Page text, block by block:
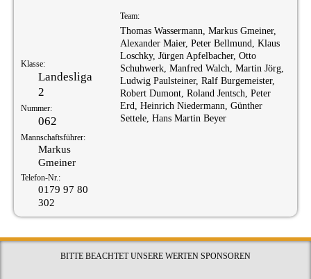
Klasse:
Landesliga
2
Nummer:
062
Mannschaftsführer:
Markus
Gmeiner
Telefon-Nr.:
0179 97 80
302
Team:
Thomas Wassermann, Markus Gmeiner,
Alexander Maier, Peter Bellmund, Klaus
Loschky, Jürgen Apfelbacher, Otto
Schuhwerk, Manfred Walch, Martin Jörg,
Ludwig Paulsteiner, Ralf Burgemeister,
Robert Dumont, Roland Jentsch, Peter
Erd, Heinrich Niedermann, Günther
Settele, Hans Martin Beyer
BITTE BEACHTET UNSERE WERTEN SPONSOREN